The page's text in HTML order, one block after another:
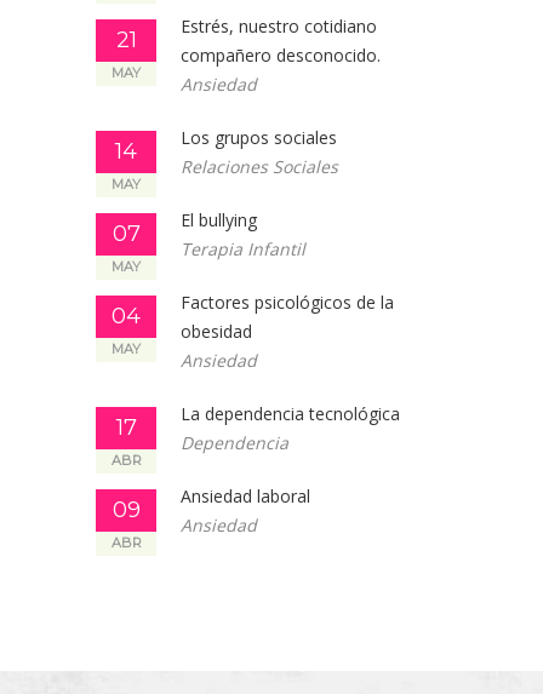
21
MAY
Estrés, nuestro cotidiano
compañero desconocido.
Ansiedad
14
MAY
Los grupos sociales
Relaciones Sociales
07
MAY
El bullying
Terapia Infantil
04
MAY
Factores psicológicos de la
obesidad
Ansiedad
17
ABR
La dependencia tecnológica
Dependencia
09
ABR
Ansiedad laboral
Ansiedad